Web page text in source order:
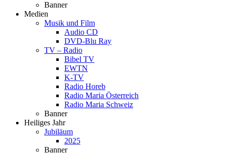
Banner
Medien
Musik und Film
Audio CD
DVD-Blu Ray
TV – Radio
Bibel TV
EWTN
K-TV
Radio Horeb
Radio Maria Österreich
Radio Maria Schweiz
Banner
Heiliges Jahr
Jubiläum
2025
Banner